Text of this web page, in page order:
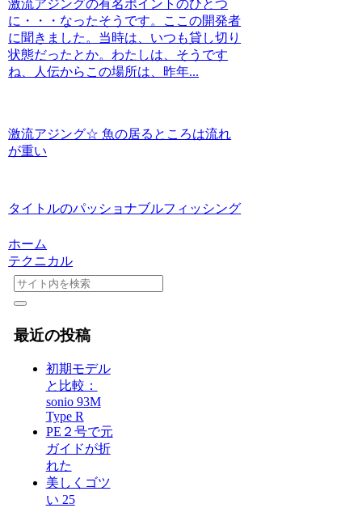
激流アジングの有名ポイントのひとつ
に・・・なったそうです。ここの開発者
に聞きました。当時は、いつも貸し切り
状態だったとか。わたしは、そうです
ね、人伝からこの場所は、昨年...
激流アジング☆ 魚の居るところは流れ
が重い
タイトルのパッショナブルフィッシング
ホーム
テクニカル
最近の投稿
初期モデル
と比較：
sonio 93M
Type R
PE２号で元
ガイドが折
れた
美しくゴツ
い 25